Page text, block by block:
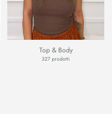
Top & Body
327 prodotti